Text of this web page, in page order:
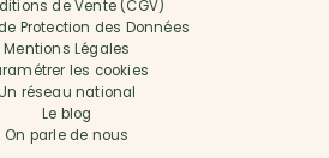
de Vente (CGV)
Protection des Données
Mentions Légales
les cookies
réseau national
Le blog
On parle de nous